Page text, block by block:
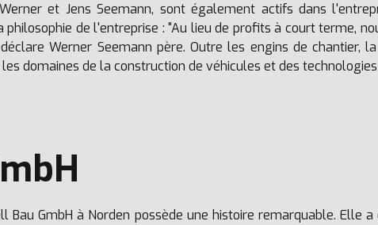
et Jens Seemann, sont également actifs dans
de l'entreprise : "Au lieu de profits à court terme,
Werner Seemann père. Outre les engins de chantier,
domaines de la construction de véhicules et des
Bau GmbH à Norden possède une histoire remarquable. Elle